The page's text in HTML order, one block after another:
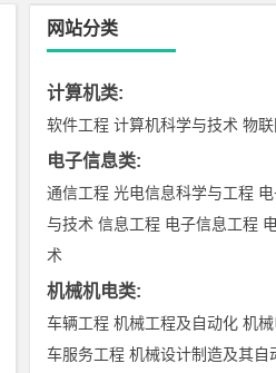
网站分类
计算机类:
软件工程 计算机科学与技术 物
电子信息类:
通信工程 光电信息科学与工程
与技术 信息工程 电子信息工程
术
机械机电类:
车辆工程 机械工程及自动化 机
车服务工程 机械设计制造及其自